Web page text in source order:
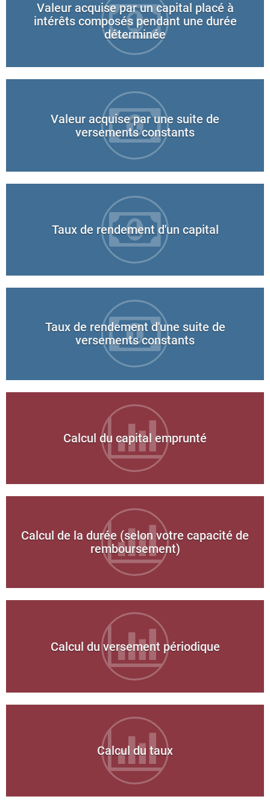
Valeur acquise par un capital placé à
intérêts composés pendant une durée
déterminée
Valeur acquise par une suite de
versements constants
Taux de rendement d'un capital
Taux de rendement d'une suite de
versements constants
Calcul du capital emprunté
Calcul de la durée (selon votre capacité de
remboursement)
Calcul du versement périodique
Calcul du taux